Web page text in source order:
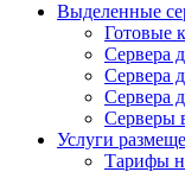
Выделенные
Готовые
Сервера
Сервера
Сервера
Серверы
Услуги
Тарифы